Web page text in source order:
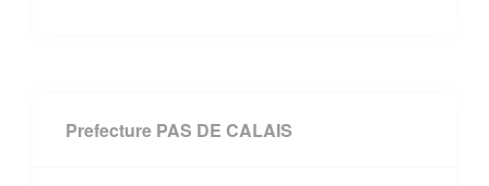
Prefecture PAS DE CALAIS